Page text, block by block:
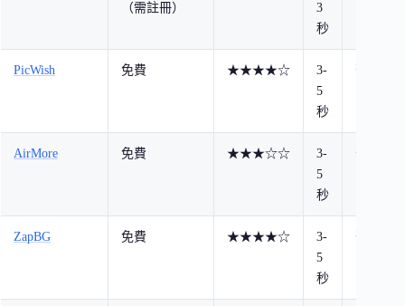
（需註冊）
3
秒
PicWish 免費 ★★★★☆
3-
5
秒
否
AirMore 免費 ★★★☆☆
3-
5
秒
否
ZapBG 免費 ★★★★☆
3-
5
秒
否